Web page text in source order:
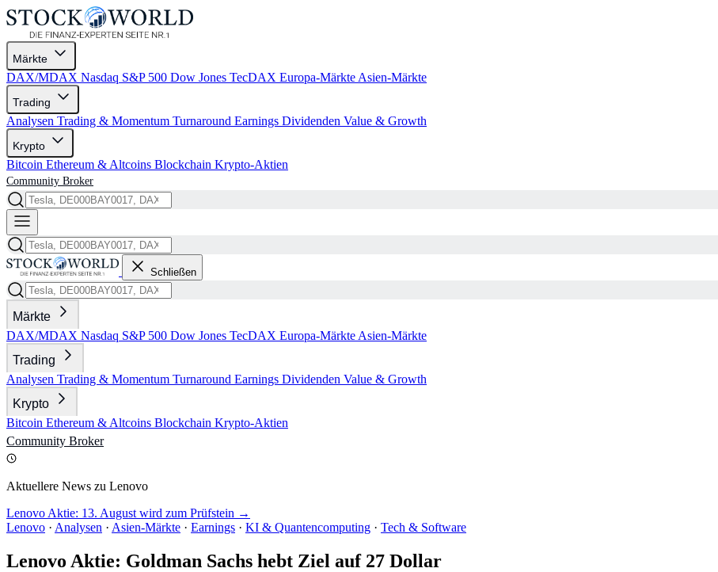
Märkte
DAX/MDAX Nasdaq S&P 500 Dow Jones TecDAX Europa-Märkte Asien-Märkte
Trading
Analysen Trading & Momentum Turnaround Earnings Dividenden Value & Growth
Krypto
Bitcoin Ethereum & Altcoins Blockchain Krypto-Aktien
Community Broker
Schließen
Märkte
DAX/MDAX Nasdaq S&P 500 Dow Jones TecDAX Europa-Märkte Asien-Märkte
Trading
Analysen Trading & Momentum Turnaround Earnings Dividenden Value & Growth
Krypto
Bitcoin Ethereum & Altcoins Blockchain Krypto-Aktien
Community Broker
Aktuellere News zu Lenovo
Lenovo Aktie: 13. August wird zum Prüfstein →
Lenovo · Analysen · Asien-Märkte · Earnings · KI & Quantencomputing · Tech & Software
Lenovo Aktie: Goldman Sachs hebt Ziel auf 27 Dollar